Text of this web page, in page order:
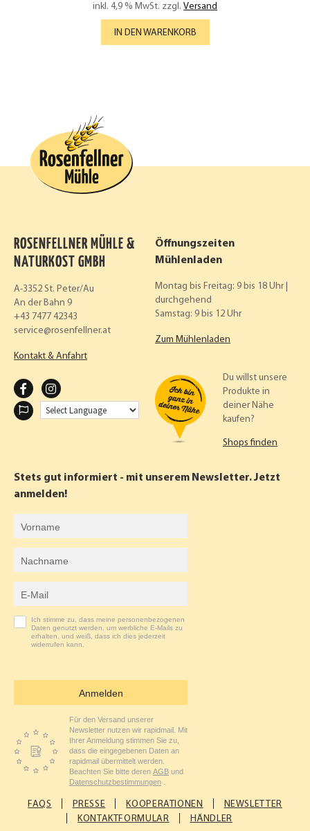
inkl. 4,9 % MwSt. zzgl. Versand
IN DEN WARENKORB
ROSENFELLNER MÜHLE &
NATURKOST GMBH
A-3352 St. Peter/Au
An der Bahn 9
+43 7477 42343
service
rosenfellner.at
Kontakt & Anfahrt
F
O
O
N
G
R
Öffnungszeiten
Mühlenladen
Montag bis Freitag: 9 bis 18 Uhr |
durchgehend
Samstag: 9 bis 12 Uhr
Zum Mühlenladen
Du willst unsere
Produkte in
deiner Nähe
kaufen?
Shops finden
Stets gut informiert - mit unserem Newsletter. Jetzt
anmelden!
Ich stimme zu, dass meine personenbezogenen
Daten genutzt werden, um werbliche E-Mails zu
erhalten, und weiß, dass ich dies jederzeit
widerrufen kann.
Anmelden
Für den Versand unserer
Newsletter nutzen wir rapidmail. Mit
Ihrer Anmeldung stimmen Sie zu,
dass die eingegebenen Daten an
rapidmail übermittelt werden.
Beachten Sie bitte deren AGB und
Datenschutzbestimmungen
FAQS PRESSE KOOPERATIONEN
NEWSLETTER
KONTAKTFORMULAR
HÄNDLER